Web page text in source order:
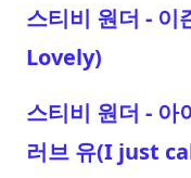
스티비 원더 -
Lovely)
스티비 원더 - 아
러브 유(I just